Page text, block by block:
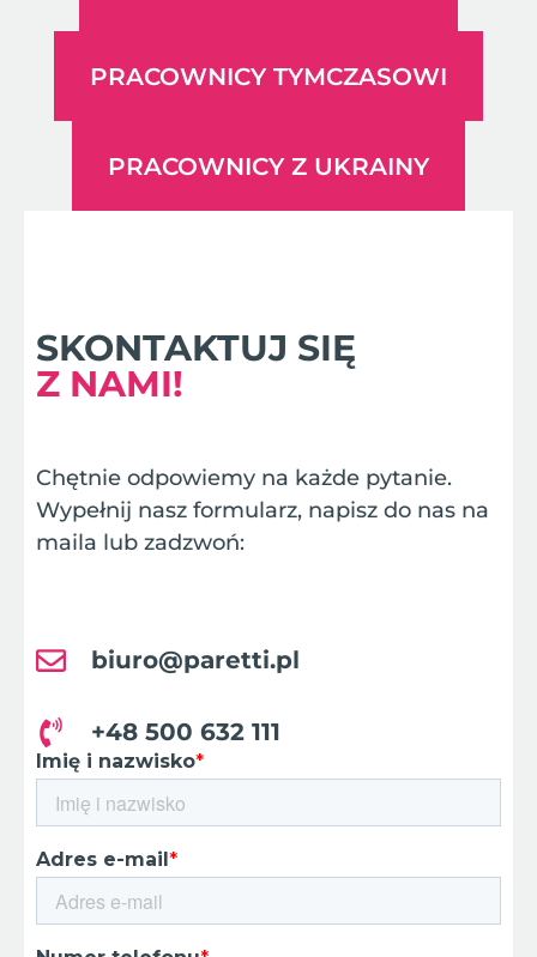
PRACOWNICY TYMCZASOWI
PRACOWNICY Z UKRAINY
SKONTAKTUJ SIĘ
Z NAMI!
Chętnie odpowiemy na każde pytanie.
Wypełnij nasz formularz, napisz do nas na
maila lub zadzwoń:
biuro@paretti.pl
+48 500 632 111